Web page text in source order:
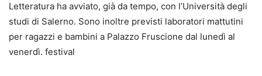
Letteratura ha avviato, già da tempo, con l’Università degli
studi di Salerno. Sono inoltre previsti laboratori mattutini
per ragazzi e bambini a Palazzo Fruscione dal lunedì al
venerdì. festival